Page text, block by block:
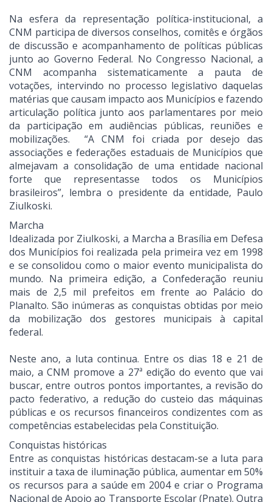
Na esfera da representação política-institucional, a
CNM participa de diversos conselhos, comitês e órgãos
de discussão e acompanhamento de políticas públicas
junto ao Governo Federal. No Congresso Nacional, a
CNM acompanha sistematicamente a pauta de
votações, intervindo no processo legislativo daquelas
matérias que causam impacto aos Municípios e fazendo
articulação política junto aos parlamentares por meio
da participação em audiências públicas, reuniões e
mobilizações. “A CNM foi criada por desejo das
associações e federações estaduais de Municípios que
almejavam a consolidação de uma entidade nacional
forte que representasse todos os Municípios
brasileiros”, lembra o presidente da entidade, Paulo
Ziulkoski.
Marcha
Idealizada por Ziulkoski, a Marcha a Brasília em Defesa
dos Municípios foi realizada pela primeira vez em 1998
e se consolidou como o maior evento municipalista do
mundo. Na primeira edição, a Confederação reuniu
mais de 2,5 mil prefeitos em frente ao Palácio do
Planalto. São inúmeras as conquistas obtidas por meio
da mobilização dos gestores municipais à capital
federal.
Neste ano, a luta continua. Entre os dias 18 e 21 de
maio, a CNM promove a 27ª edição do evento que vai
buscar, entre outros pontos importantes, a revisão do
pacto federativo, a redução do custeio das máquinas
públicas e os recursos financeiros condizentes com as
competências estabelecidas pela Constituição.
Conquistas históricas
Entre as conquistas históricas destacam-se a luta para
instituir a taxa de iluminação pública, aumentar em 50%
os recursos para a saúde em 2004 e criar o Programa
Nacional de Apoio ao Transporte Escolar (Pnate). Outra